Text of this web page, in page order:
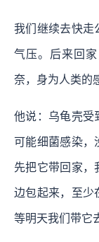
我们继续去快走
气压。后来回
奈，身为人类的
他说：乌龟壳受
可能细菌感染，
先把它带回家，
边包起来，至少
等明天我们带它